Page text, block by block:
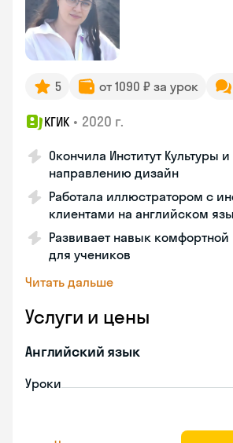
5 от 1090 ₽ за урок
КГИК • 2020 г.
Окончила Институт Культуры
направлению дизайн
Работала иллюстратором с
клиентами на английском
Развивает навык комфортной
для учеников
Читать дальше
Услуги и цены
Английский язык
Уроки